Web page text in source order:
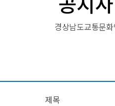
경상남도교통문
제목